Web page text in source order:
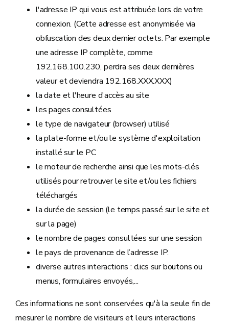
l'adresse IP qui vous est attribuée lors de votre
connexion. (Cette adresse est anonymisée via
obfuscation des deux dernier octets. Par exemple
une adresse IP complète, comme
192.168.100.230, perdra ses deux dernières
valeur et deviendra 192.168.XXX.XXX)
la date et l'heure d'accès au site
les pages consultées
le type de navigateur (browser) utilisé
la plate-forme et/ou le système d'exploitation
installé sur le PC
le moteur de recherche ainsi que les mots-clés
utilisés pour retrouver le site et/ou les fichiers
téléchargés
la durée de session (le temps passé sur le site et
sur la page)
le nombre de pages consultées sur une session
le pays de provenance de l’adresse IP.
diverse autres interactions : clics sur boutons ou
menus, formulaires envoyés,...
Ces informations ne sont conservées qu'à la seule fin de
mesurer le nombre de visiteurs et leurs interactions